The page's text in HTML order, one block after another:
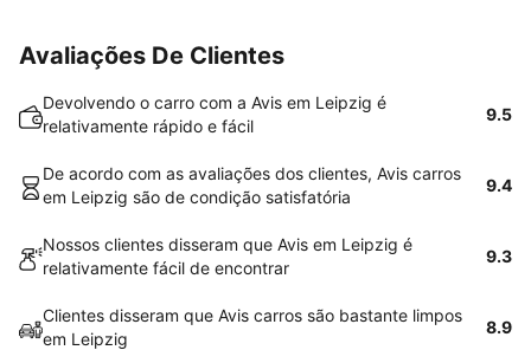
Avaliações De Clientes
Devolvendo o carro com a Avis em Leipzig é
relativamente rápido e fácil
9.5
De acordo com as avaliações dos clientes, Avis carros
em Leipzig são de condição satisfatória
9.4
Nossos clientes disseram que Avis em Leipzig é
relativamente fácil de encontrar
9.3
Clientes disseram que Avis carros são bastante limpos
em Leipzig
8.9